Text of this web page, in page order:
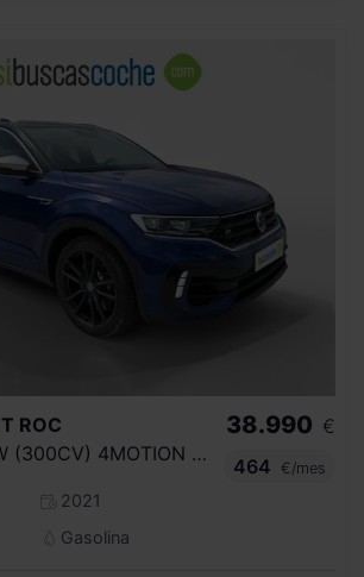
T ROC
R 2.0 TSI 221KW (300CV) 4MOTION DSG
2021
Gasolina
38.990 €
464
€/mes